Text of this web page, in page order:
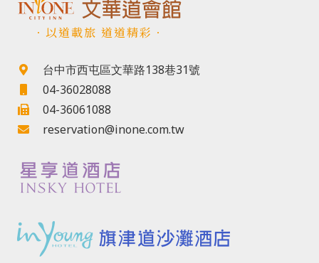
．以道載旅 道道精彩．
台中市西屯區文華路138巷31號
04-36028088
04-36061088
reservation@inone.com.tw